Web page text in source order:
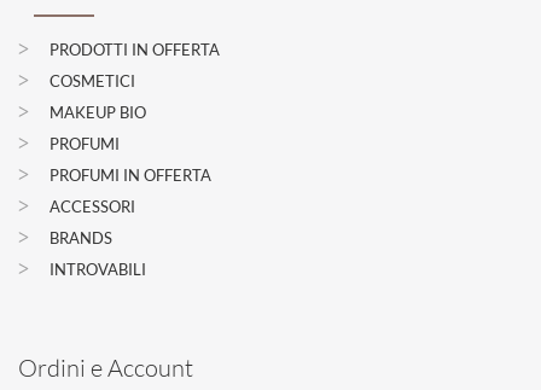
PRODOTTI IN OFFERTA
COSMETICI
MAKEUP BIO
PROFUMI
PROFUMI IN OFFERTA
ACCESSORI
BRANDS
INTROVABILI
Ordini e Account